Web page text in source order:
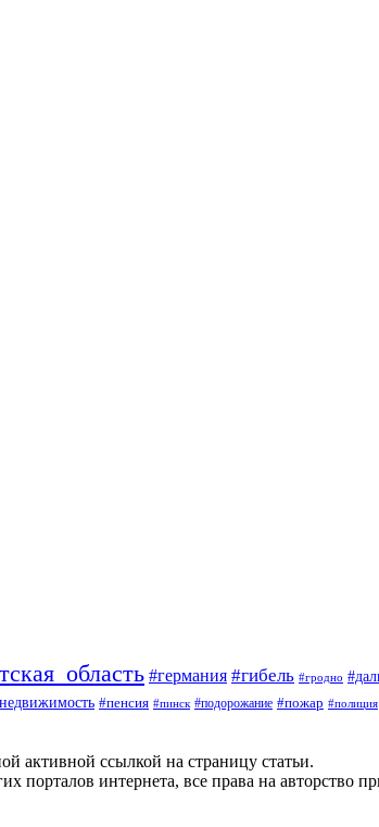
#германия #гибель #гродно
#пенсия #пинск #подорожание #пожар #полиция
активной ссылкой на страницу статьи.
порталов интернета, все права на авторство